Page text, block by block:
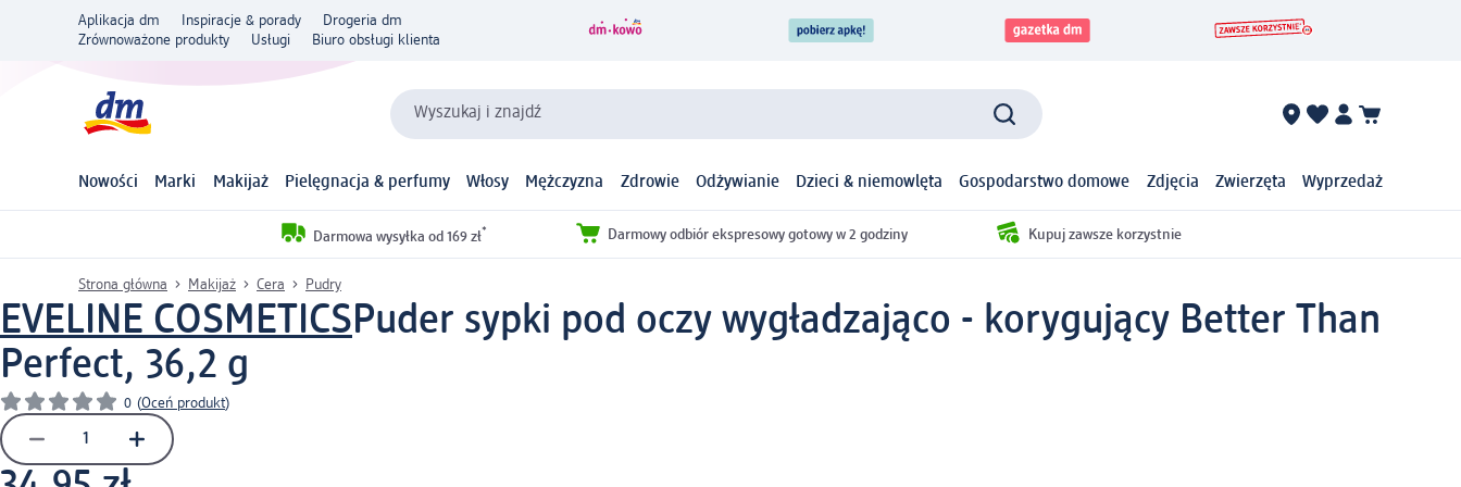
Aplikacja dm Inspiracje & porady
Drogeria dm
Zrównoważone produkty
Usługi Biuro obsługi klienta
Wyszukaj i znajdź
Nowości Marki Makijaż Pielęgnacja & perfumy Włosy Mężczyzna Zdrowie Odżywianie Dzieci & niemowlęta Gospodarstwo domowe Zdjęcia Zwierzęta Wyprzedaż
Darmowa wysyłka od 169 zł* Darmowy odbiór ekspresowy gotowy w 2 godziny Kupuj zawsze korzystnie
Strona główna Makijaż Cera Pudry
EVELINE COSMETICSPuder sypki pod oczy wygładzająco - korygujący Better Than
Perfect, 36,2 g
0 (Oceń produkt)